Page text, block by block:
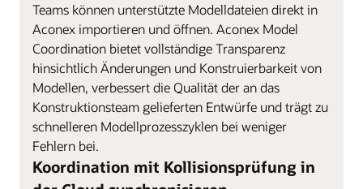
Teams können unterstützte Modelldateien direkt in
Aconex importieren und öffnen. Aconex Model
Coordination bietet vollständige Transparenz
hinsichtlich Änderungen und Konstruierbarkeit von
Modellen, verbessert die Qualität der an das
Konstruktionsteam gelieferten Entwürfe und trägt zu
schnelleren Modellprozesszyklen bei weniger
Fehlern bei.
Koordination mit Kollisionsprüfung in